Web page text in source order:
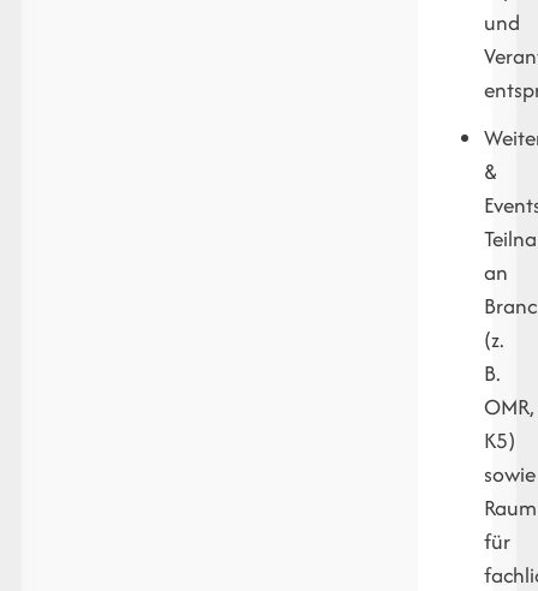
und
&
an
(z.
B.
OMR,
K5)
sowie
Raum
für